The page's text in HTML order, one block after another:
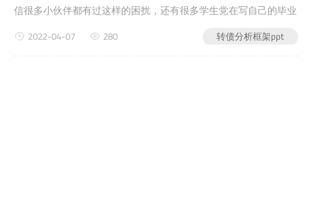
信很多小伙伴都有过这样的困扰，还有很多学生党在写自己的毕业
分析框架ppt的问题，没有关系，今天小编教给大家的就是如何使
转债分析框架ppt
2022-04-07 280